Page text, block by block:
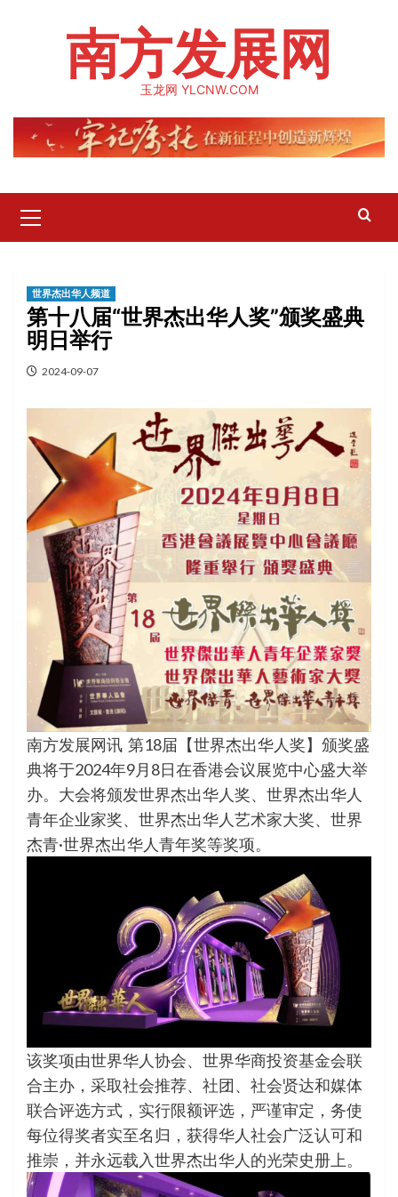
南方发展网
玉龙网 YLCNW.COM
Menu
世界杰出华人频道
第十八届“世界杰出华人奖”颁奖盛典
明日举行
2024-09-07
南方发展网讯 第18届【世界杰出华人奖】颁奖盛
典将于2024年9月8日在香港会议展览中心盛大举
办。大会将颁发世界杰出华人奖、世界杰出华人
青年企业家奖、世界杰出华人艺术家大奖、世界
杰青·世界杰出华人青年奖等奖项。
该奖项由世界华人协会、世界华商投资基金会联
合主办，采取社会推荐、社团、社会贤达和媒体
联合评选方式，实行限额评选，严谨审定，务使
每位得奖者实至名归，获得华人社会广泛认可和
推崇，并永远载入世界杰出华人的光荣史册上。